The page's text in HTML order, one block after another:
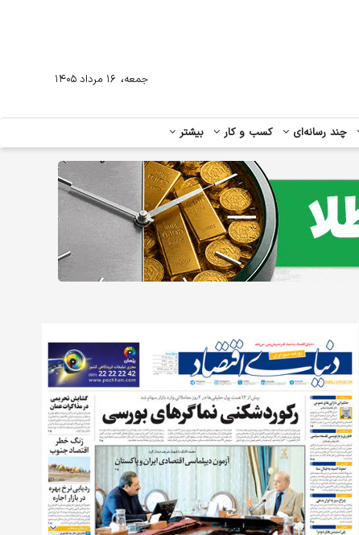
چند رسانه‌ای کسب و کار بیشتر
جمعه، ۱۶ مرداد ۱۴۰۵